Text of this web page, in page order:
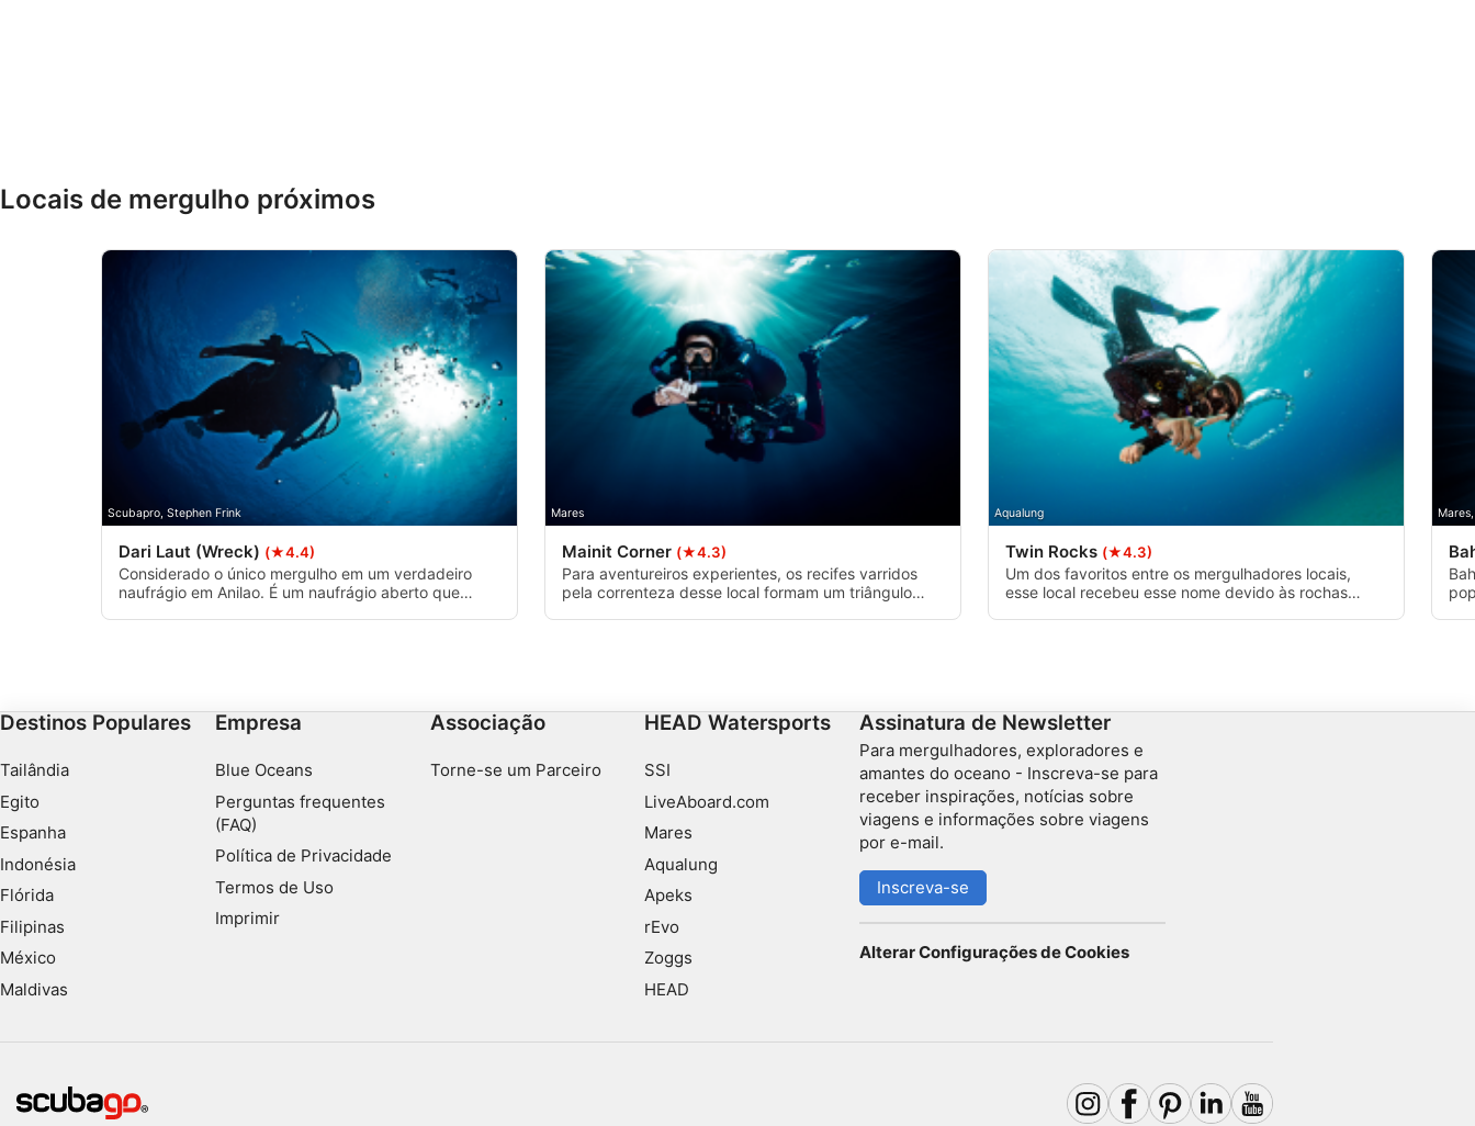
Locais de mergulho próximos
Scubapro, Stephen Frink
Dari Laut (Wreck) (★4.4)
Considerado o único mergulho em um verdadeiro
naufrágio em Anilao. É um naufrágio aberto que
Mares
Mainit Corner (★4.3)
Para aventureiros experientes, os recifes varridos
pela correnteza desse local formam um triângulo
Aqualung
Twin Rocks (★4.3)
Um dos favoritos entre os mergulhadores locais,
esse local recebeu esse nome devido às rochas
Destinos Populares
Tailândia
Egito
Espanha
Indonésia
Flórida
Filipinas
México
Maldivas
Empresa
Blue Oceans
Perguntas frequentes
(FAQ)
Política de Privacidade
Termos de Uso
Imprimir
Associação
Torne-se um Parceiro
HEAD Watersports
SSI
LiveAboard.com
Mares
Aqualung
Apeks
rEvo
Zoggs
HEAD
Assinatura de Newsletter
Para mergulhadores, exploradores e
amantes do oceano - Inscreva-se para
receber inspirações, notícias sobre
viagens e informações sobre viagens
por e-mail.
Inscreva-se
Alterar Configurações de Cookies
Usar dados exatos de geolocalização
Identificar dispositivos com base nas informações solicitadas ativamente